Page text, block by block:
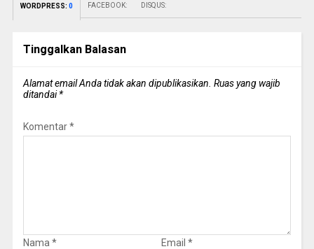
WORDPRESS: 0 FACEBOOK: DISQUS:
Tinggalkan Balasan
Alamat email Anda tidak akan dipublikasikan. Ruas yang wajib
ditandai*
Komentar*
Nama * Email *